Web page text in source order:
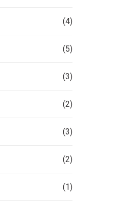
(4)
(5)
(3)
(2)
(3)
(2)
(1)